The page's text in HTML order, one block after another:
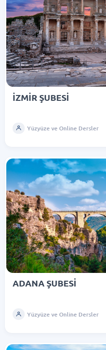
İZMİR ŞUBESİ
Yüzyüze ve Online Dersler
ADANA ŞUBESİ
Yüzyüze ve Online Dersler